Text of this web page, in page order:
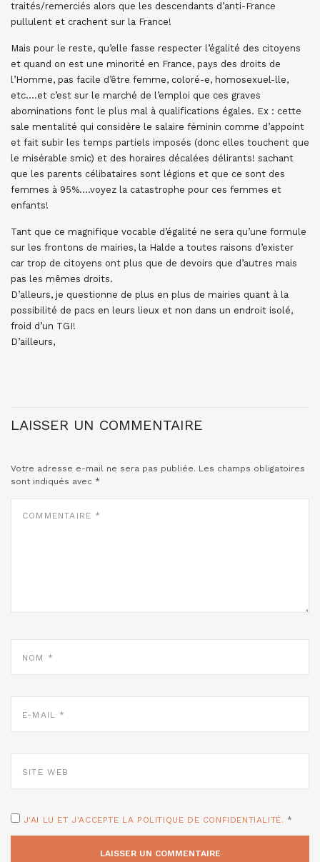
traités/remerciés alors que les descendants d’anti-France
pullulent et crachent sur la France!
Mais pour le reste, qu’elle fasse respecter l’égalité des citoyens
et quand on est une minorité en France, pays des droits de
l’Homme, pas facile d’être femme, coloré-e, homosexuel-lle,
etc….et c’est sur le marché de l’emploi que ces graves
abominations font le plus mal à qualifications égales. Ex : cette
sale mentalité qui considère le salaire féminin comme d’appoint
et fait subir les temps partiels imposés (donc elles touchent que
le misérable smic) et des horaires décalées délirants! sachant
que les parents célibataires sont légions et que ce sont des
femmes à 95%….voyez la catastrophe pour ces femmes et
enfants!
Tant que ce magnifique vocable d’égalité ne sera qu’une formule
sur les frontons de mairies, la Halde a toutes raisons d’exister
car trop de citoyens ont plus que de devoirs que d’autres mais
pas les mêmes droits.
D’alleurs, je questionne de plus en plus de mairies quant à la
possibilité de pacs en leurs lieux et non dans un endroit isolé,
froid d’un TGI!
D’ailleurs,
LAISSER UN COMMENTAIRE
Votre adresse e-mail ne sera pas publiée. Les champs obligatoires
sont indiqués avec *
MAIL
WEB
J'AI LU ET J'ACCEPTE LA POLITIQUE DE CONFIDENTIALITÉ. *